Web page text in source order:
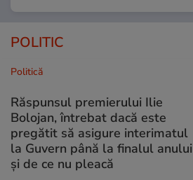
POLITIC
Politică
Răspunsul premierului Ilie
Bolojan, întrebat dacă este
pregătit să asigure interimatul
la Guvern până la finalul anului
și de ce nu pleacă